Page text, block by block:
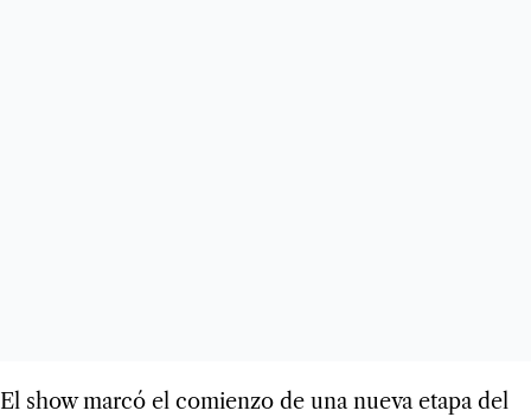
El show marcó el comienzo de una nueva etapa del